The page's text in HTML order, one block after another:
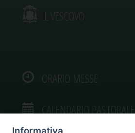
IL VESCOVO
ORARIO MESSE
CALENDARIO PASTORALE